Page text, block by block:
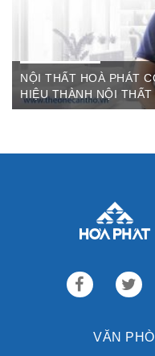
NỘI THẤT HOÀ PHÁT
HIỆU THÀNH NỘI
VĂN